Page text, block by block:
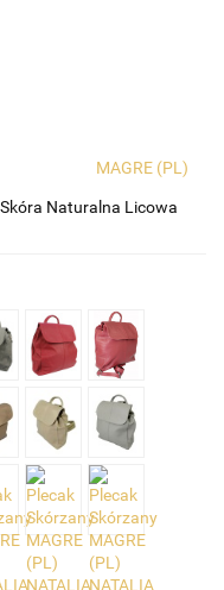
MAGRE (PL)
Naturalna Licowa